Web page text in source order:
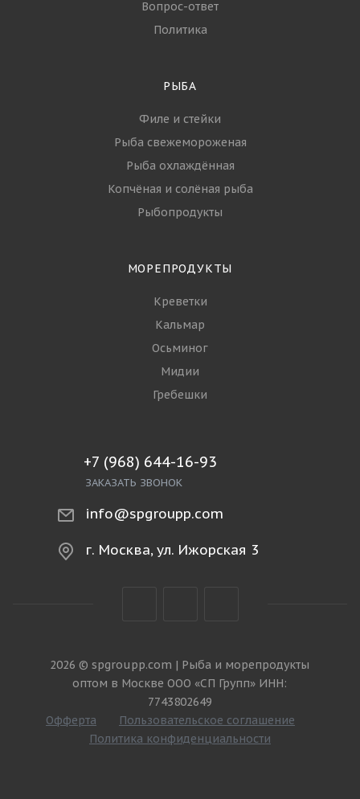
Вопрос-ответ
Политика
РЫБА
Филе и стейки
Рыба свежемороженая
Рыба охлаждённая
Копчёная и солёная рыба
Рыбопродукты
МОРЕПРОДУКТЫ
Креветки
Кальмар
Осьминог
Мидии
Гребешки
+7 (968) 644-16-93
ЗАКАЗАТЬ ЗВОНОК
info@spgroupp.com
г. Москва, ул. Ижорская 3
2026 © spgroupp.com | Рыба и морепродукты
оптом в Москве ООО «СП Групп» ИНН:
7743802649
Офферта
Пользовательское соглашение
Политика конфиденциальности